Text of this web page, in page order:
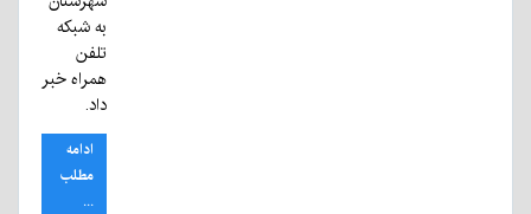
به شبکه
تلفن
همراه خبر
داد.
ادامه
مطلب
...